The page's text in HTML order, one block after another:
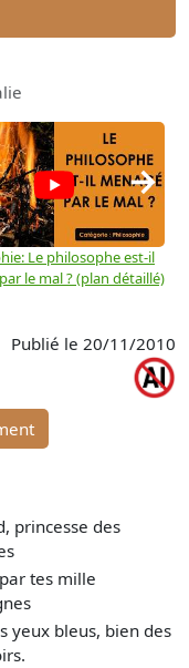
Le philosophe est-il
le mal ? (plan détaillé)
→
Publié le 20/11/2010
princesse des
tes mille
yeux bleus, bien des